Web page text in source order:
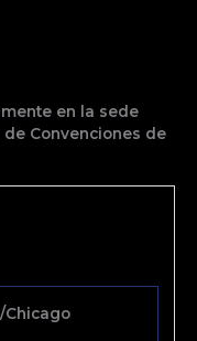
en la sede
de Convenciones de
Chicago